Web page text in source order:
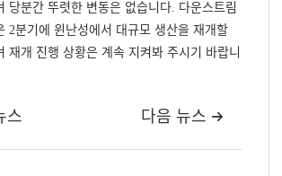
당분간 뚜렷한 변동은 없습니다. 다운스트림
2분기에 윈난성에서 대규모 생산을 재개할
재개 진행 상황은 계속 지켜봐 주시기 바랍니
스 
다음 뉴스